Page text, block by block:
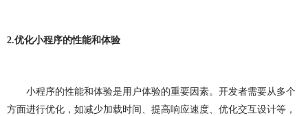
做OA系统 开发百科
app开发公司 app制作公司 手机app开发
2.优化小程序的性能和体验
小程序的性能和体验是用户体验的重要因素。开发者需要从多个
方面进行优化，如减少加载时间、提高响应速度、优化交互设计等，